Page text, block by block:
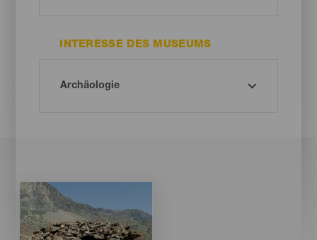
INTERESSE DES MUSEUMS
Imagen
Listado
Imagen